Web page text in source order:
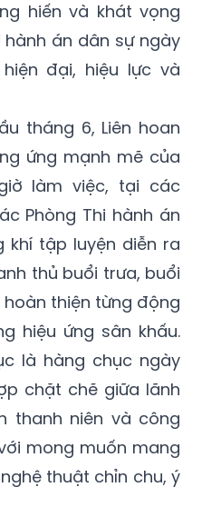
hiến và khát vọng
án dân sự ngày
đại, hiệu lực và
tháng 6, Liên hoan
ứng mạnh mẽ của
làm việc, tại các
Phòng Thi hành án
khí tập luyện diễn ra
thủ buổi trưa, buổi
thiện từng động
hiệu ứng sân khấu.
là hàng chục ngày
chặt chẽ giữa lãnh
thanh niên và công
mong muốn mang
thuật chỉn chu, ý